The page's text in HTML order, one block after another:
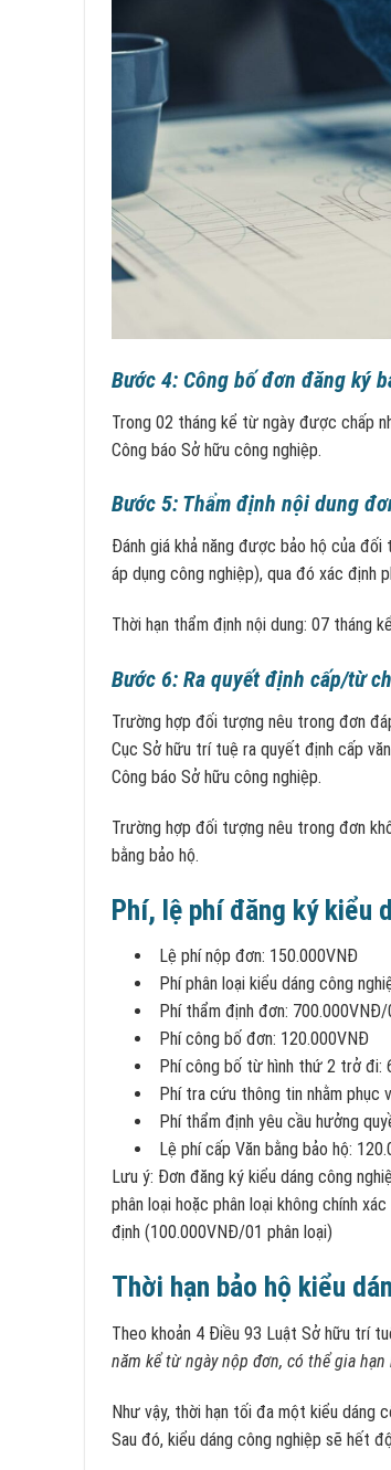
Bước 4: Công bố đơn đăng ký
Trong 02 tháng kể từ ngày được chấp
Công báo Sở hữu công nghiệp.
Bước 5: Thẩm định nội dung
Đánh giá khả năng được bảo hộ của
áp dụng công nghiệp), qua đó xác định
Thời hạn thẩm định nội dung: 07 tháng
Bước 6: Ra quyết định cấp/từ
Trường hợp đối tượng nêu trong đơn
Cục Sở hữu trí tuệ ra quyết định cấp
Công báo Sở hữu công nghiệp.
Trường hợp đối tượng nêu trong đơn
bằng bảo hộ.
Phí, lệ phí đăng ký kiểu
Lệ phí nộp đơn: 150.000VNĐ
Phí phân loại kiểu dáng công
Phí thẩm định đơn:
Phí công bố đơn: 120.000VNĐ
Phí công bố từ hình thứ 2 trở đi:
Phí tra cứu thông tin nhằm
Phí thẩm định yêu cầu hưởng
Lệ phí cấp Văn bằng bảo hộ:
Lưu ý: Đơn đăng ký kiểu dáng công
phân loại hoặc phân loại không chính
định (100.000VNĐ/01 phân loại)
Thời hạn bảo hộ kiểu
Theo khoản 4 Điều 93 Luật Sở hữu trí
năm kể từ ngày nộp đơn, có thể gia
Như vậy, thời hạn tối đa một kiểu dáng
Sau đó, kiểu dáng công nghiệp sẽ hết